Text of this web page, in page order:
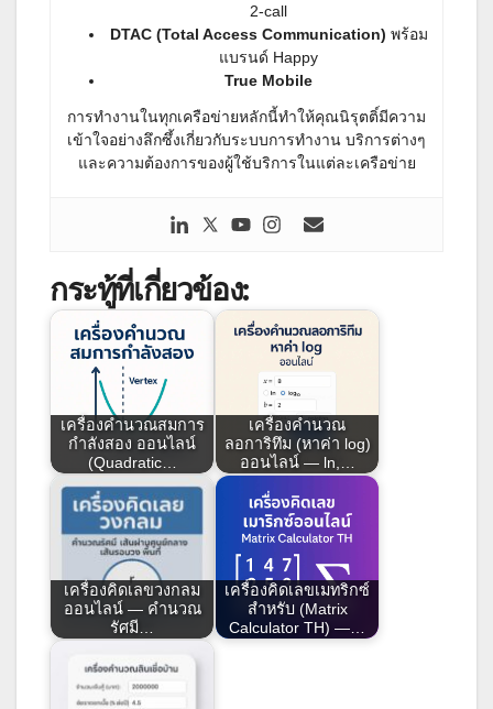
2-call
DTAC (Total Access Communication) พร้อม
แบรนด์ Happy
True Mobile
การทำงานในทุกเครือข่ายหลักนี้ทำให้คุณนิรุตติ์มีความ
เข้าใจอย่างลึกซึ้งเกี่ยวกับระบบการทำงาน บริการต่างๆ
และความต้องการของผู้ใช้บริการในแต่ละเครือข่าย
กระทู้ที่เกี่ยวข้อง:
เครื่องคำนวณสมการ
กำลังสอง ออนไลน์
(Quadratic…
เครื่องคำนวณ
ลอการิทึม (หาค่า log)
ออนไลน์ — ln,…
เครื่องคิดเลขวงกลม
ออนไลน์ — คำนวณ
รัศมี…
เครื่องคิดเลขเมทริกซ์
สำหรับ (Matrix
Calculator TH) —…